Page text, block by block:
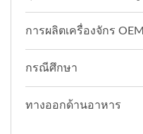
การผลิตเครื่องจักร OEM
กรณีศึกษา
ทางออกด้านอาหาร